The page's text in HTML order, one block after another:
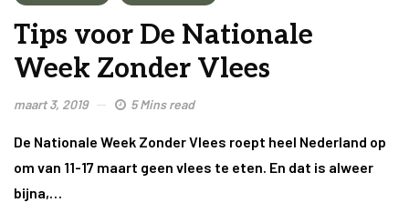
Tips voor De Nationale
Week Zonder Vlees
maart 3, 2019 5 Mins read
De Nationale Week Zonder Vlees roept heel Nederland op
om van 11-17 maart geen vlees te eten. En dat is alweer
bijna,…